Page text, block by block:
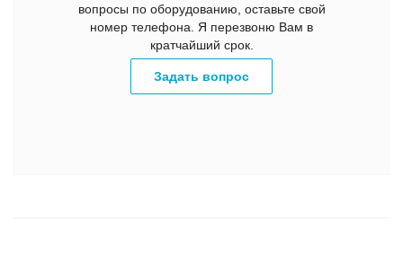
вопросы по оборудованию, оставьте свой
номер телефона. Я перезвоню Вам в
кратчайший срок.
Задать вопрос